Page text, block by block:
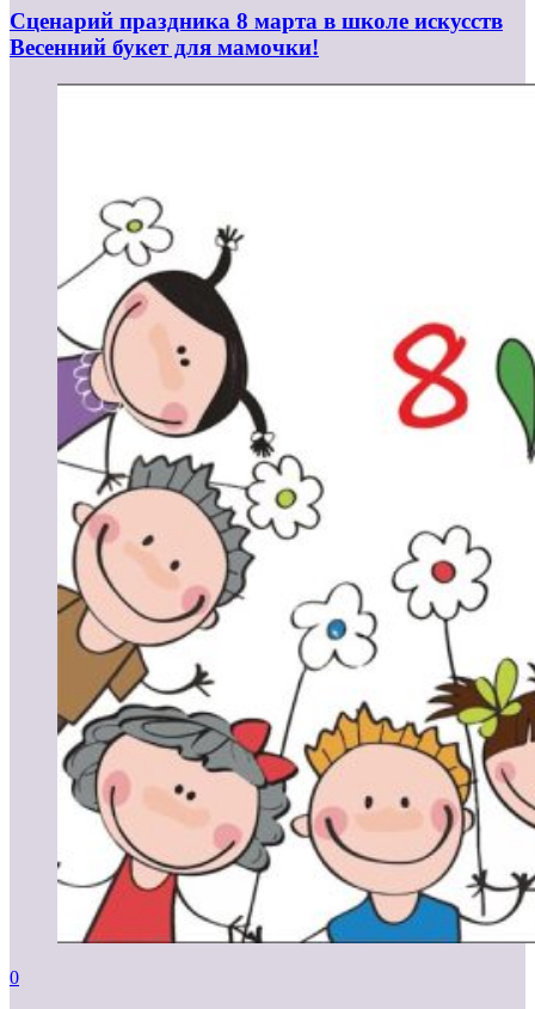
Сценарий праздника 8 марта в школе искусств
Весенний букет для мамочки!
0